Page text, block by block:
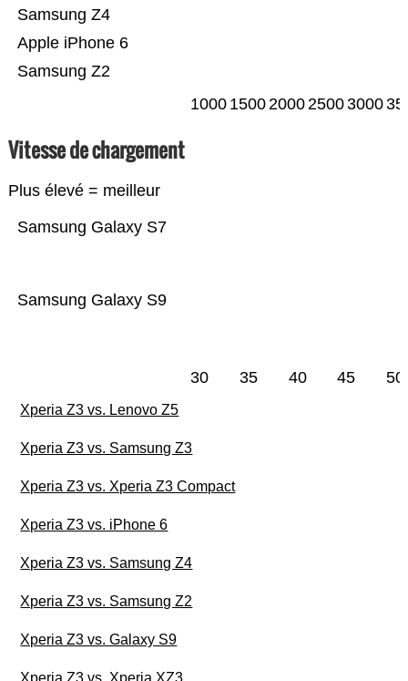
Samsung Z2
Apple iPhone 6
Samsung Z4
1000 1500200025003000
Vitesse de chargement
Plus élevé = meilleur
Samsung Galaxy S9
Samsung Galaxy S7
30 35 40 45 50
Xperia Z3 vs. Lenovo Z5
Xperia Z3 vs. Samsung Z3
Xperia Z3 vs. Xperia Z3 Compact
Xperia Z3 vs. iPhone 6
Xperia Z3 vs. Samsung Z4
Xperia Z3 vs. Samsung Z2
Xperia Z3 vs. Galaxy S9
Xperia Z3 vs. Xperia XZ3